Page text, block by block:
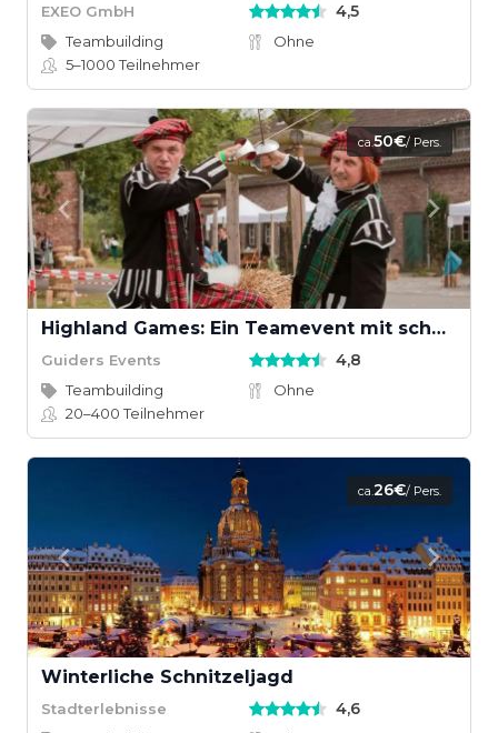
EXEO GmbH 4,5
Teambuilding
Ohne
5–1000Teilnehmer
ca.50€/ Pers.
Highland Games: Ein Teamevent mit schottischem Wettkampfgeist
Guiders Events 4,8
Teambuilding
Ohne
20–400Teilnehmer
ca.26€/ Pers.
Winterliche Schnitzeljagd
Stadterlebnisse 4,6